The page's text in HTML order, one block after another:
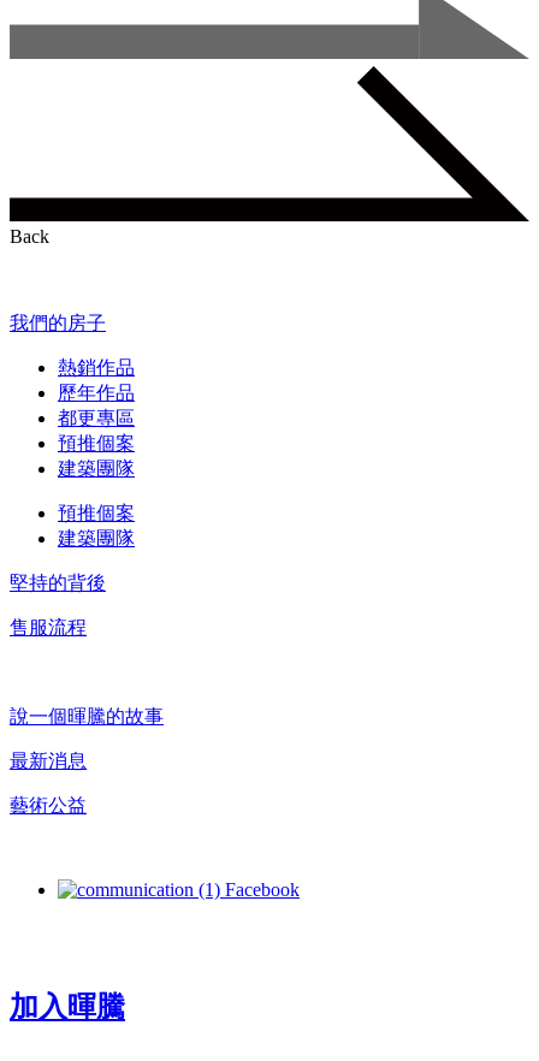
Back
我們的房子
熱銷作品
歷年作品
都更專區
預推個案
建築團隊
預推個案
建築團隊
堅持的背後
售服流程
說一個暉騰的故事
最新消息
藝術公益
Facebook
加入暉騰